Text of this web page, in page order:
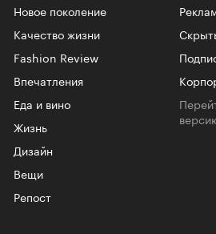
Новое поколение
Качество жизни
Fashion Review
Впечатления
Еда и вино
Жизнь
Дизайн
Вещи
Репост